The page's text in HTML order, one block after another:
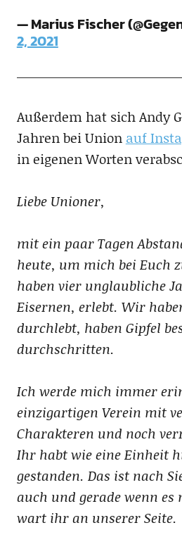
— Marius Fischer
2, 2021
Außerdem hat sich Andy
Jahren bei Union auf
in eigenen Worten
Liebe Unioner,
mit ein paar Tagen
heute, um mich bei Euch
haben vier unglaubliche
Eisernen, erlebt. Wir
durchlebt, haben Gipfel
durchschritten.
Ich werde mich immer
einzigartigen Verein mit
Charakteren und noch
Ihr habt wie eine Einheit
gestanden. Das ist nach
auch und gerade wenn es
wart ihr an unserer Seite.